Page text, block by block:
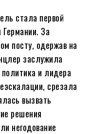
стала первой
За
посту, одержав на
заслужила
и лидера
срезала
вызвать
решения
негодование